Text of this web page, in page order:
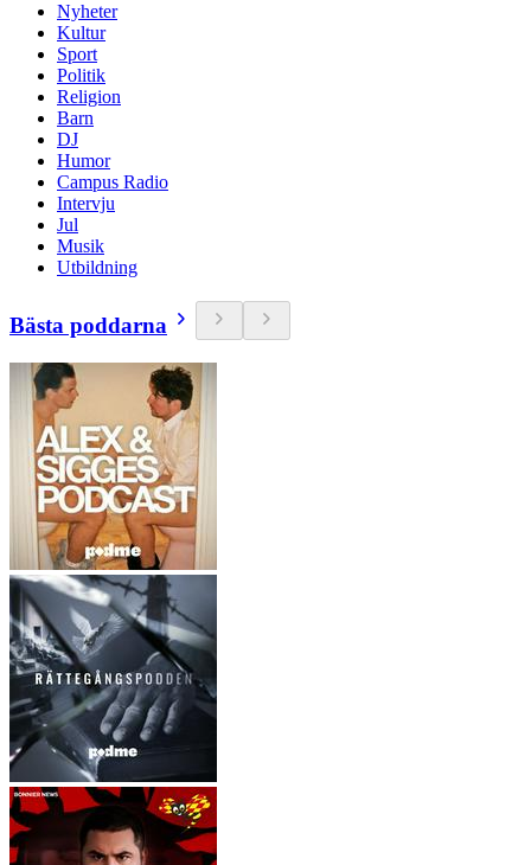
Nyheter
Kultur
Sport
Politik
Religion
Barn
DJ
Humor
Campus Radio
Intervju
Jul
Musik
Utbildning
Bästa poddarna